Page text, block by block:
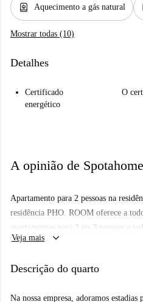
water_heater Aquecimento a gás natural
Mostrar todas (10)
Detalhes
Certificado
energético
O
A opinião de Spotahome
Apartamento para 2 pessoas na
residência PHO. ROOM oferece a
apartamentos para 2 ou 3 pessoas e
estrutura exclusiva para estudantes
filtro Dust Free, que elimina até 99%
Veja mais keyboard_arrow_down
Descrição do quarto
Na nossa empresa, adoramos